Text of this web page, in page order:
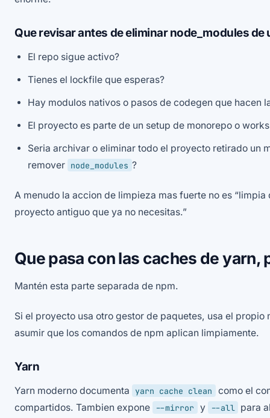
Que revisar antes de eliminar node_modules de
El repo sigue activo?
Tienes el lockfile que esperas?
Hay modulos nativos o pasos de codegen que hacen
El proyecto es parte de un setup de monorepo o
Seria archivar o eliminar todo el proyecto retirado un
remover node_modules ?
A menudo la accion de limpieza mas fuerte no es
proyecto antiguo que ya no necesitas.”
Que pasa con las caches de yarn,
Mantén esta parte separada de npm.
Si el proyecto usa otro gestor de paquetes, usa el
asumir que los comandos de npm aplican limpiamente.
Yarn
Yarn moderno documenta yarn cache clean
como el
compartidos. Tambien expone
--mirror y --all para